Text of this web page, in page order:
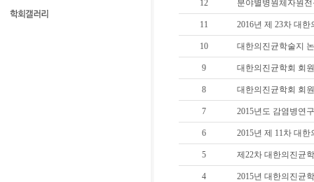
12 분야별병원체자원
11 2016년 제 23차 대
10 대한의진균학술지
9 대한의진균학회 회
8 대한의진균학회 회
7 2015년도 감염병연
6 2015년 제 11차 대
5 제22차 대한의진균
4 2015년 대한의진균